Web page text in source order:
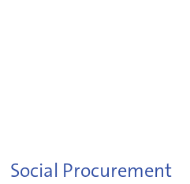
Social Procurement